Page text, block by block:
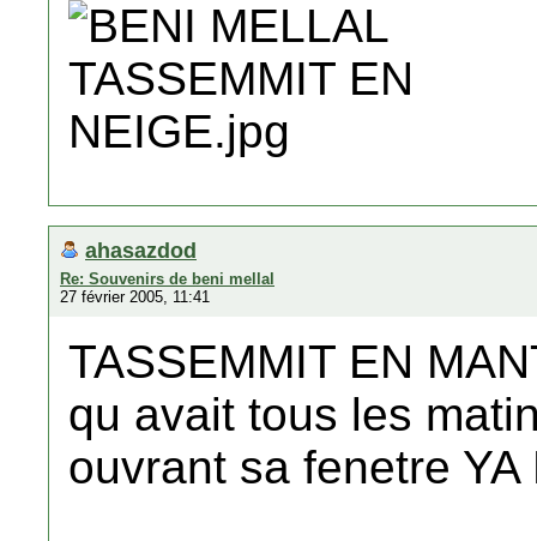
ahasazdod
Re: Souvenirs de beni mellal
27 février 2005, 11:41
TASSEMMIT EN
qu avait tous les
ouvrant sa fenetre YA